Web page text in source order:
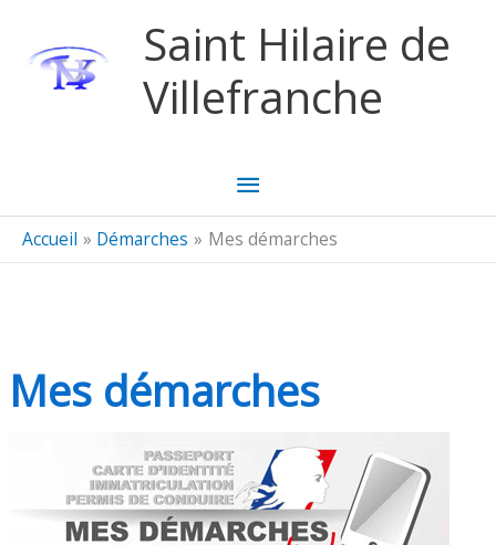
Saint Hilaire de
Villefranche
Menu
principal
Accueil Démarches Mes démarches
Mes démarches